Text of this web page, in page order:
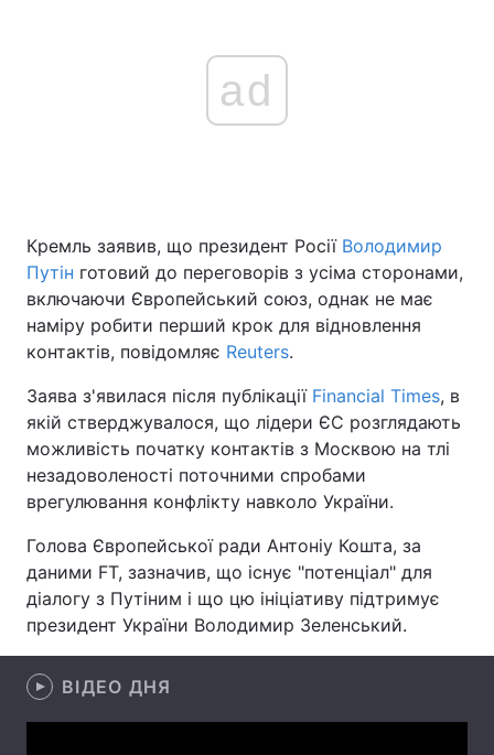
Головна Війна
Україна Політика
Економіка Світ
Спорт Наука
Техно і зв'язок Лайт
Зброя Інциденти
Цікавинки Погода
Екологія Регіони
Лонгріди
ad
Кремль заявив, що президент Росії Володимир
Путін готовий до переговорів з усіма сторонами,
включаючи Європейський союз, однак не має
наміру робити перший крок для відновлення
контактів, повідомляє Reuters.
Заява з'явилася після публікації Financial Times, в
якій стверджувалося, що лідери ЄС розглядають
можливість початку контактів з Москвою на тлі
незадоволеності поточними спробами
врегулювання конфлікту навколо України.
Голова Європейської ради Антоніу Кошта, за
даними FT, зазначив, що існує "потенціал" для
діалогу з Путіним і що цю ініціативу підтримує
президент України Володимир Зеленський.
ВІДЕО ДНЯ